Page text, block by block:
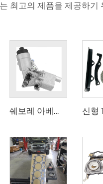
최고의 제품을 제공하기
쉐보레 아베오 크루즈 트랙스 1.4 엔진용 55566784 오일 쿨러 필터 하우징